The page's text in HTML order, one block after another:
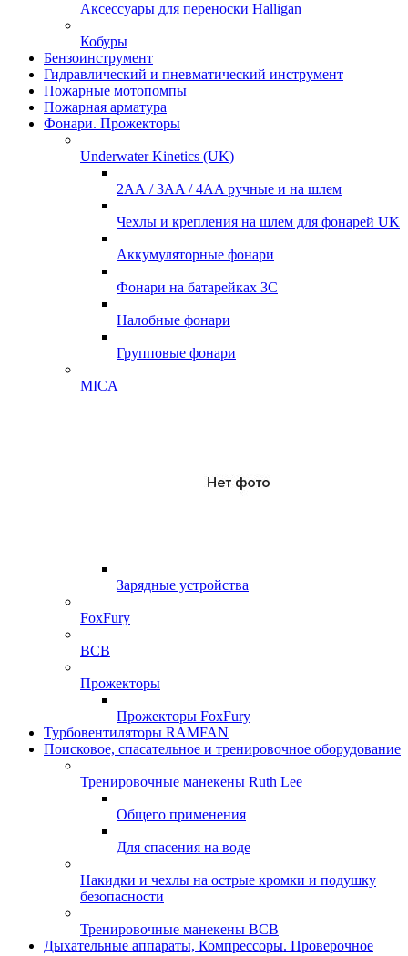
Аксессуары для переноски Halligan
Кобуры
Бензоинструмент
Гидравлический и пневматический инструмент
Пожарные мотопомпы
Пожарная арматура
Фонари. Прожекторы
Underwater Kinetics (UK)
2АА / 3AA / 4AA ручные и на шлем
Чехлы и крепления на шлем для фонарей UK
Аккумуляторные фонари
Фонари на батарейках 3С
Налобные фонари
Групповые фонари
MICA
Зарядные устройства
FoxFury
ВСВ
Прожекторы
Прожекторы FoxFury
Турбовентиляторы RAMFAN
Поисковое, спасательное и тренировочное оборудование
Тренировочные манекены Ruth Lee
Общего применения
Для спасения на воде
Накидки и чехлы на острые кромки и подушку
безопасности
Тренировочные манекены ВСВ
Дыхательные аппараты, Компрессоры. Проверочное